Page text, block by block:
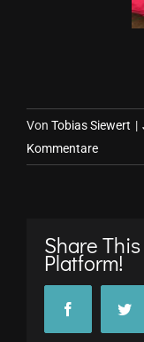
Von Tobias Siewert |
Kommentare
Share
Platform!
Facebook